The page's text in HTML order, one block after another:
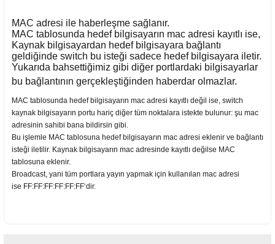
MAC adresi ile haberleşme sağlanır.
MAC tablosunda hedef bilgisayarın mac adresi kayıtlı ise,
Kaynak bilgisayardan hedef bilgisayara bağlantı
geldiğinde switch bu isteği sadece hedef bilgisayara iletir.
Yukarıda bahsettiğimiz gibi diğer portlardaki bilgisayarlar
bu bağlantının gerçekleştiğinden haberdar olmazlar.
MAC tablosunda hedef bilgisayarın mac adresi kayıtlı değil ise, switch
kaynak bilgisayarın portu hariç diğer tüm noktalara istekte bulunur: şu mac
adresinin sahibi bana bildirsin gibi.
Bu işlemle MAC tablosuna hedef bilgisayarın mac adresi eklenir ve bağlantı
isteği iletilir. Kaynak bilgisayarın mac adresinde kayıtlı değilse MAC
tablosuna eklenir.
Broadcast, yani tüm portlara yayın yapmak için kullanılan mac adresi
ise FF:FF:FF:FF:FF:FF‘dir.